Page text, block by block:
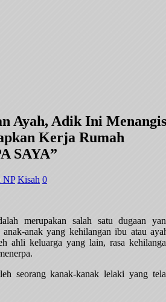
Ayah, Adik Ini Menangis
Kerja Rumah
SAYA”
NP Kisah 0
merupakan salah satu dugaan
anak-anak yang kehilangan ibu atau
ahli keluarga yang lain, rasa
seorang kanak-kanak lelaki yang